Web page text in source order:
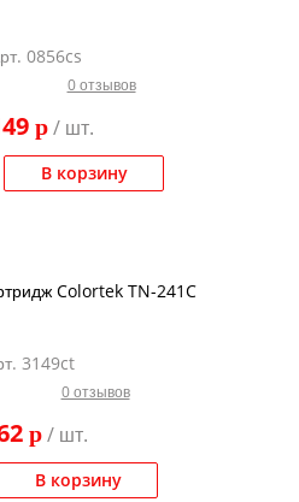
0856cs
0 отзывов
p/ шт.
В корзину
Colortek TN-241C
3149ct
0 отзывов
p/ шт.
В корзину